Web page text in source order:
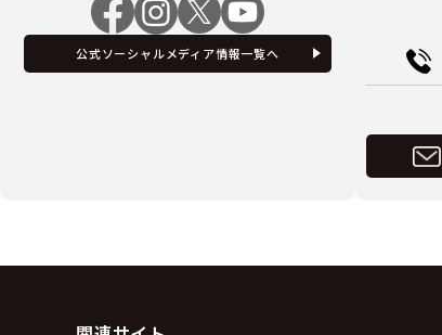
公式ソーシャルメディア情報一覧へ